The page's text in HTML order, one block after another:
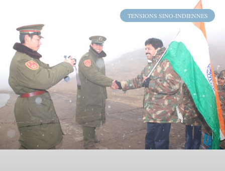
TENSIONS SINO-INDIENNES